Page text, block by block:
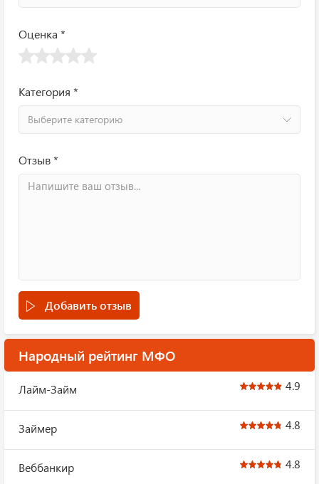
Оценка *
Категория *
Выберите категорию
Отзыв *
Добавить отзыв
Народный рейтинг МФО
Лайм-Займ 4.9
Займер 4.8
Веббанкир 4.8